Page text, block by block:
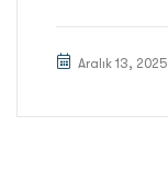
Aralık 13, 2025